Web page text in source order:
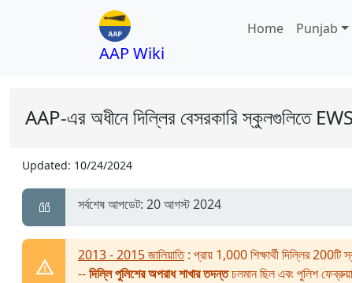
AAP Wiki
Home Punjab
AAP-এর অধীনে দিল্লির বেসরকারি স্কুলগুলিতে
Updated: 10/24/2024
সর্বশেষ আপডেট: 20 আগস্ট 2024
2013 - 2015 জালিয়াতি: প্রায় 1,000 শিক্ষার্থী দিল্লির 200টি
--দিল্লি পুলিশের অপরাধ শাখার তদন্তচলমান ছিল এবং পুলিশ